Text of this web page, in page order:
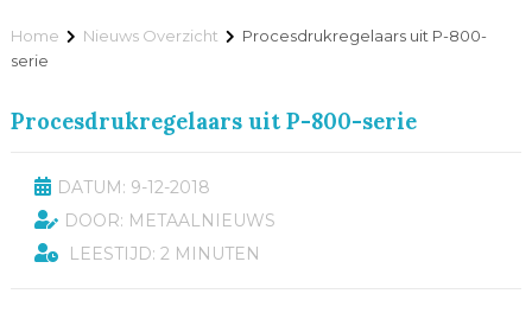
Home Nieuws Overzicht
Procesdrukregelaars uit P-800-
serie
Procesdrukregelaars uit P-800-serie
DATUM: 9-12-2018
DOOR: METAALNIEUWS
LEESTIJD: 2 MINUTEN